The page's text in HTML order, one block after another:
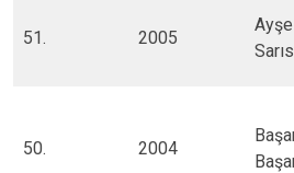
​51. ​2005
​Ayşe
50.​ 2004